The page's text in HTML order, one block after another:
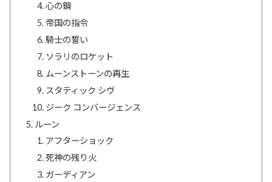
心の鋼
帝国の指令
騎士の誓い
ソラリのロケット
ムーンストーンの再生
スタティック シヴ
ジーク コンバージェンス
ルーン
アフターショック
死神の残り火
ガーディアン